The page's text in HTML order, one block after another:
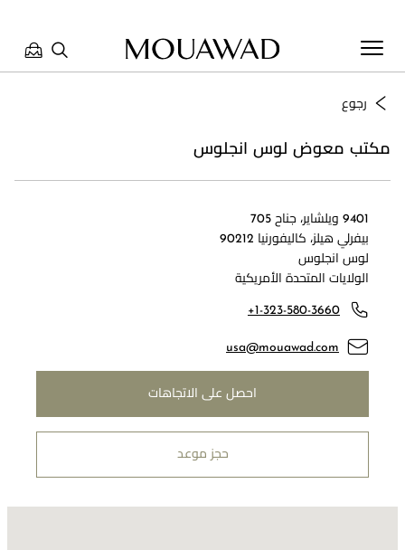
رجوع
مكتب معوض لوس انجلوس
9401 ويلشاير، جناح 705
بيفرلي هيلز، كاليفورنيا 90212
لوس انجلوس
الولايات المتحدة الأمريكية
+1-323-580-3660
usa@mouawad.com
احصل على الاتجاهات
حجز موعد
الخيارات أدناه.